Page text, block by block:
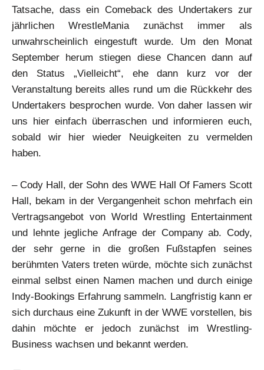
Tatsache, dass ein Comeback des Undertakers zur
jährlichen WrestleMania zunächst immer als
unwahrscheinlich eingestuft wurde. Um den Monat
September herum stiegen diese Chancen dann auf
den Status „Vielleicht“, ehe dann kurz vor der
Veranstaltung bereits alles rund um die Rückkehr des
Undertakers besprochen wurde. Von daher lassen wir
uns hier einfach überraschen und informieren euch,
sobald wir hier wieder Neuigkeiten zu vermelden
haben.
– Cody Hall, der Sohn des WWE Hall Of Famers Scott
Hall, bekam in der Vergangenheit schon mehrfach ein
Vertragsangebot von World Wrestling Entertainment
und lehnte jegliche Anfrage der Company ab. Cody,
der sehr gerne in die großen Fußstapfen seines
berühmten Vaters treten würde, möchte sich zunächst
einmal selbst einen Namen machen und durch einige
Indy-Bookings Erfahrung sammeln. Langfristig kann er
sich durchaus eine Zukunft in der WWE vorstellen, bis
dahin möchte er jedoch zunächst im Wrestling-
Business wachsen und bekannt werden.